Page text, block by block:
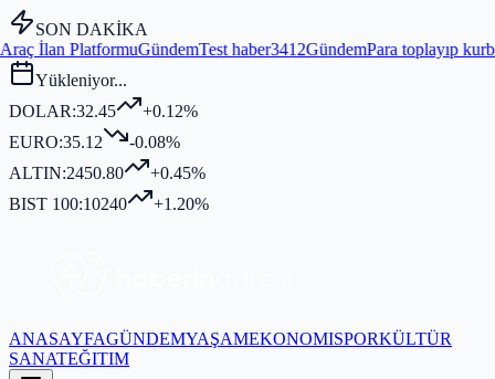
SON DAKİKA
GündemTest haber3412GündemPara toplayıp kurban kesmediği
Yükleniyor...
DOLAR:32.45
+0.12%
EURO:35.12
-0.08%
ALTIN:2450.80
+0.45%
BIST 100:10240 +1.20%
ANASAYFAGÜNDEMYAŞAMEKONOMISPORKÜLTÜR
SANATEĞITIM